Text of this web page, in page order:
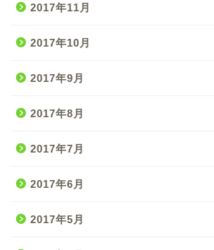
2017年11月
2017年10月
2017年9月
2017年8月
2017年7月
2017年6月
2017年5月